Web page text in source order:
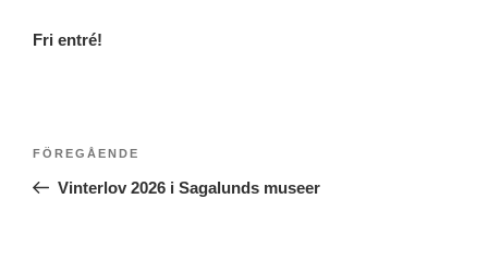
Fri entré!
Inläggsnavigering
Föregående
inlägg
FÖREGÅENDE
Vinterlov 2026 i Sagalunds museer